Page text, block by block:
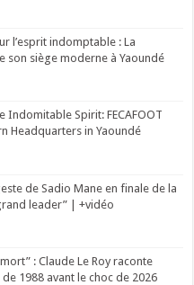
l’esprit indomptable : La
son siège moderne à Yaoundé
Indomitable Spirit: FECAFOOT
Headquarters in Yaoundé
de Sadio Mane en finale de la
leader” | +vidéo
: Claude Le Roy raconte
1988 avant le choc de 2026